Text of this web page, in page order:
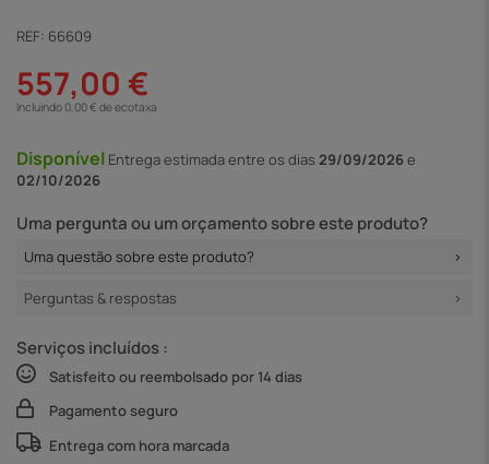
REF: 66609
557,00 €
Incluindo 0,00 € de ecotaxa
Disponível Entregaestimada entre os dias 29/09/2026e
02/10/2026
Uma pergunta ou um orçamento sobre este produto?
Uma questão sobre este produto?
Perguntas & respostas
Serviços incluídos :
Satisfeito ou reembolsado por 14 dias
Pagamento seguro
Entrega com hora marcada